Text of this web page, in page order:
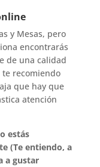
y Mesas, pero
encontrarás
de una calidad
recomiendo
que hay que
atención
estás
(Te entiendo, a
a gustar